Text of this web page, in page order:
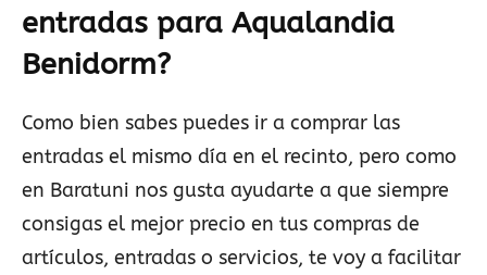
entradas para Aqualandia
Benidorm?
Como bien sabes puedes ir a comprar las
entradas el mismo día en el recinto, pero como
en Baratuni nos gusta ayudarte a que siempre
consigas el mejor precio en tus compras de
artículos, entradas o servicios, te voy a facilitar